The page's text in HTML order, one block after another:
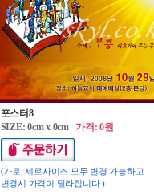
포스터8
SIZE: 0cm x 0cm가격: 0원
(가로, 세로사이즈 모두 변경 가능하고
변경시 가격이 달라집니다.)